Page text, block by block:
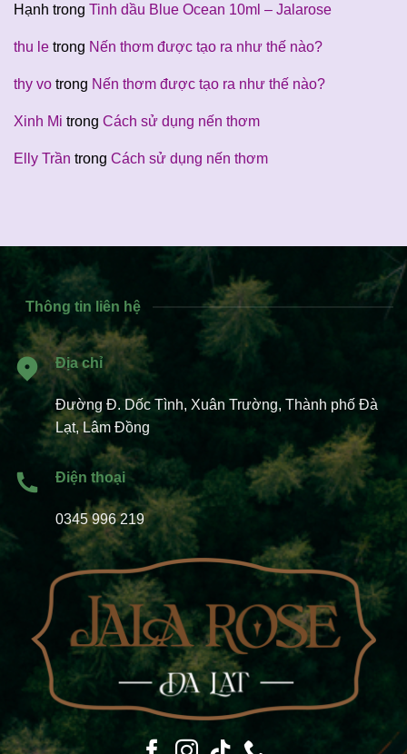
Hạnh trong Tinh dầu Blue Ocean 10ml – Jalarose
thu le trong Nến thơm được tạo ra như thế nào?
thy vo trong Nến thơm được tạo ra như thế nào?
Xinh Mi trong Cách sử dụng nến thơm
Elly Trần trong Cách sử dụng nến thơm
Thông tin liên hệ
Địa chỉ
Đường Đ. Dốc Tình, Xuân Trường, Thành phố Đà
Lạt, Lâm Đồng
Điện thoại
0345 996 219